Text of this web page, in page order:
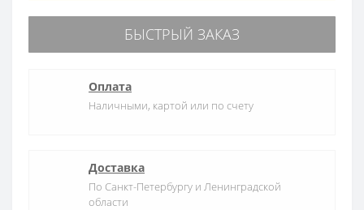
БЫСТРЫЙ ЗАКАЗ
Оплата
Наличными, картой или по счету
Доставка
По Санкт-Петербургу и Ленинградской
области